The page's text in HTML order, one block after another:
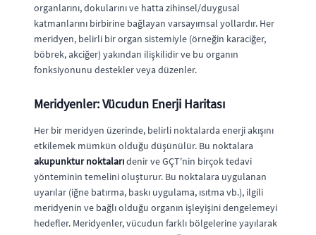
organlarını, dokularını ve hatta zihinsel/duygusal
katmanlarını birbirine bağlayan varsayımsal yollardır. Her
meridyen, belirli bir organ sistemiyle (örneğin karaciğer,
böbrek, akciğer) yakından ilişkilidir ve bu organın
fonksiyonunu destekler veya düzenler.
Meridyenler: Vücudun Enerji Haritası
Her bir meridyen üzerinde, belirli noktalarda enerji akışını
etkilemek mümkün olduğu düşünülür. Bu noktalara
akupunktur noktalarıdenir ve GÇT'nin birçok tedavi
yönteminin temelini oluşturur. Bu noktalara uygulanan
uyarılar (iğne batırma, baskı uygulama, ısıtma vb.), ilgili
meridyenin ve bağlı olduğu organın işleyişini dengelemeyi
hedefler. Meridyenler, vücudun farklı bölgelerine yayılarak